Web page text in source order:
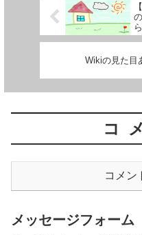
Wikiの見た目
コ
コメン
メッセージフォーム